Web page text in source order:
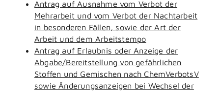
Antrag auf Ausnahme vom Verbot der
Mehrarbeit und vom Verbot der Nachtarbeit
in besonderen Fällen, sowie der Art der
Arbeit und dem Arbeitstempo
Antrag auf Erlaubnis oder Anzeige der
Abgabe/Bereitstellung von gefährlichen
Stoffen und Gemischen nach ChemVerbotsV
sowie Änderungsanzeigen bei Wechsel der